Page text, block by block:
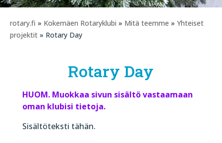
rotary.fi » Kokemäen Rotaryklubi » Mitä teemme » Yhteiset
projektit » Rotary Day
Rotary Day
HUOM. Muokkaa sivun sisältö vastaamaan
oman klubisi tietoja.
Sisältöteksti tähän.